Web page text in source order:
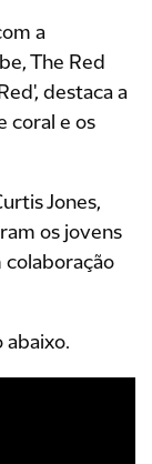
a
The Red
destaca a
coral e os
Jones,
os jovens
abaixo.